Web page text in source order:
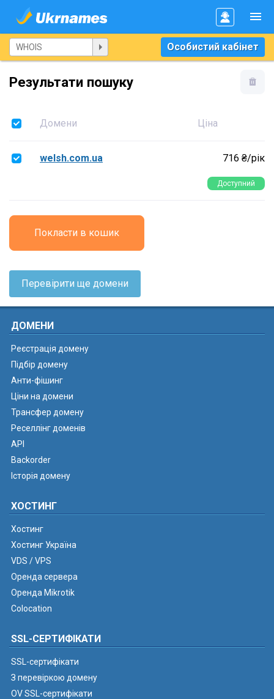
Особистий кабінет
Результати пошуку
Домени Ціна
welsh.com.ua 716 ₴/рік
Доступний
Покласти в кошик
Перевірити ще домени
ДОМЕНИ
Реєстрація домену
Підбір домену
Анти-фішинг
Ціни на домени
Трансфер домену
Реселлінг доменів
API
Backorder
Історія домену
ХОСТИНГ
Хостинг
Хостинг Україна
VDS / VPS
Оренда сервера
Оренда Mikrotik
Colocation
SSL-СЕРТИФІКАТИ
SSL-сертифікати
З перевіркою домену
OV SSL-сертифікати